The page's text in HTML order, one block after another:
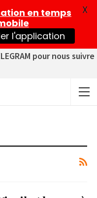
pour nous suivre
en temps
l'application
X